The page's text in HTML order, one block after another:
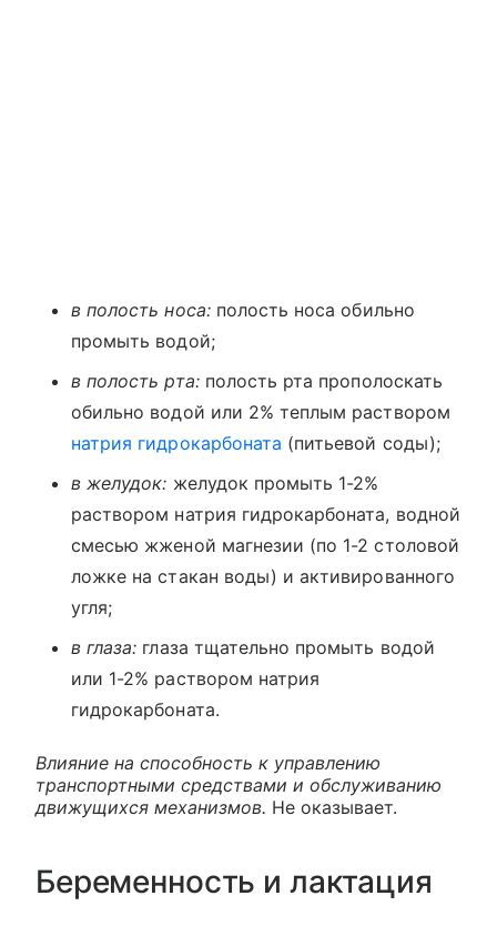
в полость носа:полость носа обильно
промыть водой;
в полость рта:полость рта прополоскать
обильно водой или 2% теплым раствором
натрия гидрокарбоната (питьевой соды);
в желудок: желудок промыть 1-2%
раствором натрия гидрокарбоната, водной
смесью жженой магнезии (по 1-2 столовой
ложке на стакан воды) и активированного
угля;
в глаза: глаза тщательно промыть водой
или 1-2% раствором натрия
гидрокарбоната.
Влияние на способность к управлению
транспортными средствами и обслуживанию
движущихся механизмов. Не оказывает.
Беременность и лактация